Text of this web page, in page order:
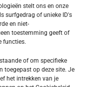
stelt ons en onze
surfgedrag of unieke ID's
en niet-
toestemming geeft of
functies.
of om specifieke
toegepast op deze site. Je
het intrekken van je